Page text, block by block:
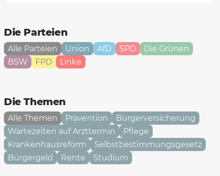
Die Parteien
Alle Parteien Union AfD SPD
Die Grünen
BSW
FPD Linke
Die Themen
Alle Themen Prävention
Bürgerversicherung
Wartezeiten auf Arzttermin
Pflege
Krankenhausreform
Selbstbestimmungsgesetz
Bürgergeld
Rente Studium